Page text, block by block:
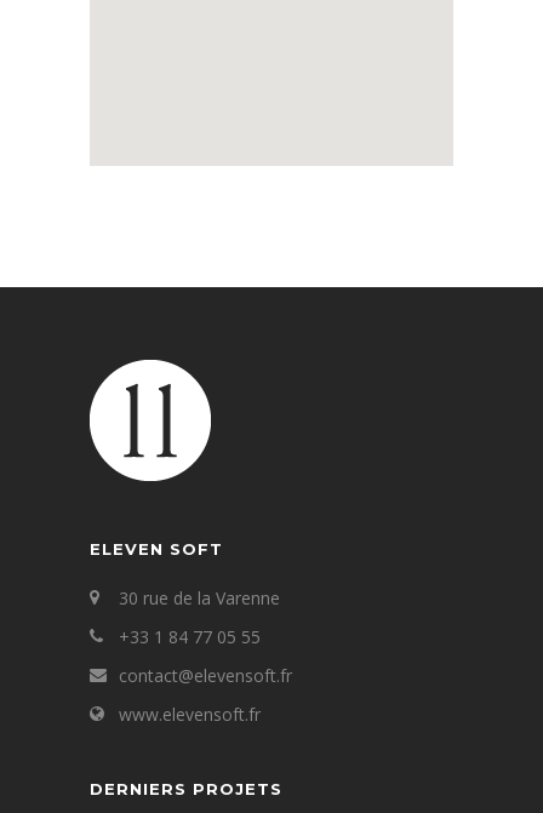
ELEVEN SOFT
30 rue de la Varenne
+33 1 84 77 05 55
contact@elevensoft.fr
www.elevensoft.fr
DERNIERS PROJETS